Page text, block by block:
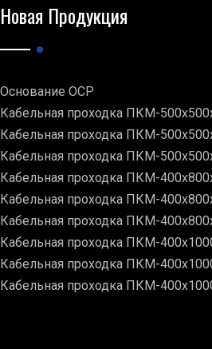
Новая Продукция
Основание ОСР
Кабельная проходка ПКМ-
Кабельная проходка ПКМ-
Кабельная проходка ПКМ-
Кабельная проходка ПКМ-
Кабельная проходка ПКМ-
Кабельная проходка ПКМ-
Кабельная проходка ПКМ-
Кабельная проходка ПКМ-
Кабельная проходка ПКМ-